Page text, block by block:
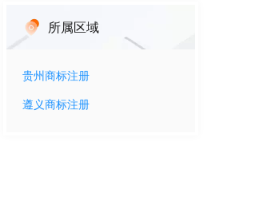
所属区域
贵州 商标注册
遵义商标注册